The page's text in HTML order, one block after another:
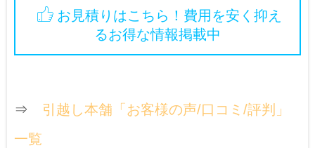
お見積りはこちら！費用を安く抑え
るお得な情報掲載中
⇒ 引越し本舗「お客様の声/口コミ/評判」
一覧